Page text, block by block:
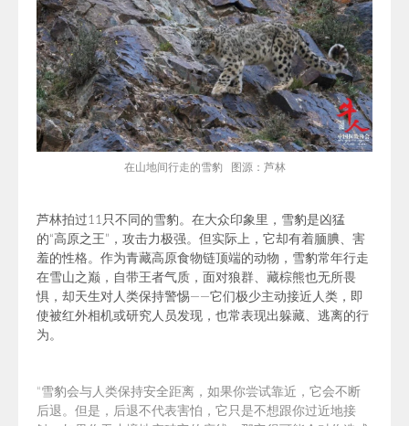
在山地间行走的雪豹 图源：芦林
芦林拍过11只不同的雪豹。在大众印象里， 雪豹是凶猛
的“高原之王”，攻击力极强。但实际上，它却有着腼腆、害
羞的性格。作为青藏高原食物链顶端的动物，雪豹常年行走
在雪山之巅，自带王者气质，面对狼群、 藏棕熊也无所畏
惧，却天生对人类保持警惕——它们 极少主动接近人类，即
使被红外相机或研究人员发现，也常表现出躲藏、逃离的行
为。
“雪豹会与人类保持安全距离，如果你尝试靠近，它会不断
后退。但是，后退不代表害怕，它只是不想跟你过近地接